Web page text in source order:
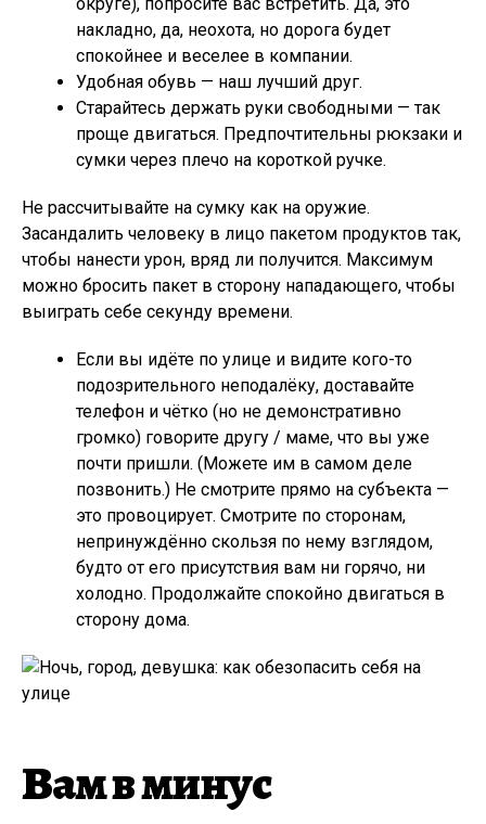
накладно, да, неохота, но дорога будет
спокойнее и веселее в компании.
Удобная обувь — наш лучший друг.
Старайтесь держать руки свободными — так
проще двигаться. Предпочтительны рюкзаки и
сумки через плечо на короткой ручке.
Не рассчитывайте на сумку как на оружие.
Засандалить человеку в лицо пакетом продуктов так,
чтобы нанести урон, вряд ли получится. Максимум
можно бросить пакет в сторону нападающего, чтобы
выиграть себе секунду времени.
Если вы идёте по улице и видите кого-то
подозрительного неподалёку, доставайте
телефон и чётко (но не демонстративно
громко) говорите другу / маме, что вы уже
почти пришли. (Можете им в самом деле
позвонить.) Не смотрите прямо на субъекта —
это провоцирует. Смотрите по сторонам,
непринуждённо скользя по нему взглядом,
будто от его присутствия вам ни горячо, ни
холодно. Продолжайте спокойно двигаться в
сторону дома.
Вам в минус